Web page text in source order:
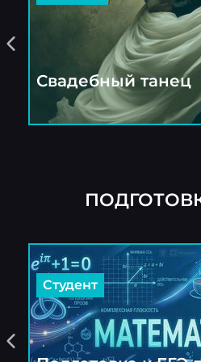
Свадебный танец
Студент